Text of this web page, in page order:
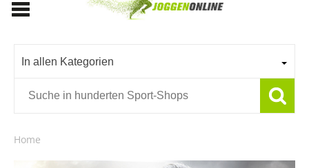
In allen Kategorien
Home